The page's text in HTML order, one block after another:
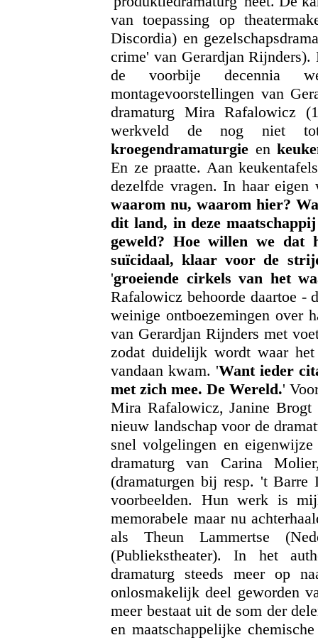
van toepassing op
Discordia) en
crime' van Gerardjan
de voorbije decennia
montagevoorstellingen van
dramaturg Mira Rafalowicz
werkveld de nog niet tot
kroegendramaturgie en
En ze praatte. Aan
dezelfde vragen. In haar eigen
waarom nu, waarom hier?
dit land, in deze
geweld? Hoe willen we dat
suïcidaal, klaar voor de
'groeiende cirkels van het
Rafalowicz behoorde daartoe -
weinige ontboezemingen over
van Gerardjan Rijnders met
zodat duidelijk wordt waar
vandaan kwam. 'Want ieder
met zich mee. De Wereld.'
Mira Rafalowicz, Janine
nieuw landschap voor de
snel volgelingen en
dramaturg van Carina
(dramaturgen bij resp. 't
voorbeelden. Hun werk is
memorabele maar nu
als Theun Lammertse
(Publiekstheater). In het
dramaturg steeds meer op
onlosmakelijk deel geworden
meer bestaat uit de som der
en maatschappelijke